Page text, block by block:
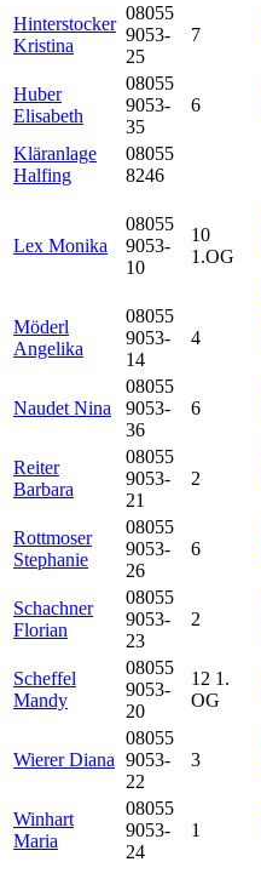
Hinterstocker
Kristina
08055
9053-
25
7
Huber
Elisabeth
08055
9053-
35
6
Kläranlage
Halfing
08055
8246
Lex Monika
08055
9053-
10
10
1.OG
Möderl
Angelika
08055
9053-
14
4
Naudet Nina
08055
9053-
36
6
Reiter
Barbara
08055
9053-
21
2
Rottmoser
Stephanie
08055
9053-
26
6
Schachner
Florian
08055
9053-
23
2
Scheffel
Mandy
08055
9053-
20
12 1.
OG
Wierer Diana
08055
9053-
22
3
Winhart
Maria
08055
9053-
24
1